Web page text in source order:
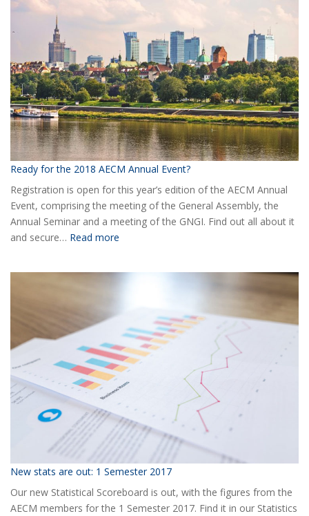
of
AECM
Ready for the 2018 AECM Annual Event?
Registration is open for this year’s edition of the AECM Annual
Event, comprising the meeting of the General Assembly, the
Annual Seminar and a meeting of the GNGI. Find out all about it
and secure… Read more
Annual
Event?
New stats are out: 1 Semester 2017
Our new Statistical Scoreboard is out, with the figures from the
AECM members for the 1 Semester 2017. Find it in our Statistics